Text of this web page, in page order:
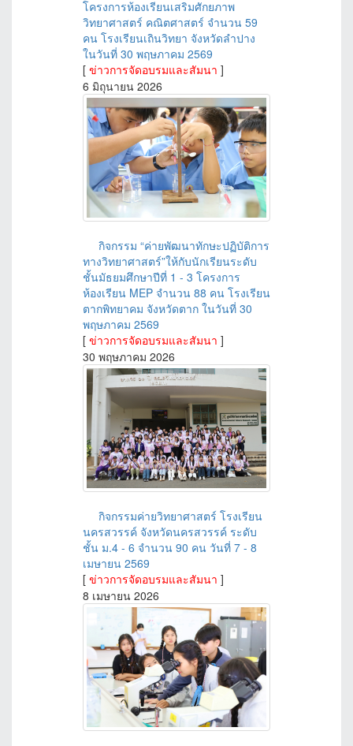
โครงการห้องเรียนเสริมศักยภาพ
วิทยาศาสตร์ คณิตศาสตร์ จำนวน 59
คน โรงเรียนเถินวิทยา จังหวัดลำปาง
ในวันที่ 30 พฤษภาคม 2569
[ ข่าวการจัดอบรมและสัมนา ]
6 มิถุนายน 2026
กิจกรรม “ค่ายพัฒนาทักษะปฏิบัติการ
ทางวิทยาศาสตร์”ให้กับนักเรียนระดับ
ชั้นมัธยมศึกษาปีที่ 1 - 3 โครงการ
ห้องเรียน MEP จำนวน 88 คน โรงเรียน
ตากพิทยาคม จังหวัดตาก ในวันที่ 30
พฤษภาคม 2569
[ ข่าวการจัดอบรมและสัมนา ]
30 พฤษภาคม 2026
กิจกรรมค่ายวิทยาศาสตร์ โรงเรียน
นครสวรรค์ จังหวัดนครสวรรค์ ระดับ
ชั้น ม.4 - 6 จำนวน 90 คน วันที่ 7 - 8
เมษายน 2569
[ ข่าวการจัดอบรมและสัมนา ]
8 เมษายน 2026